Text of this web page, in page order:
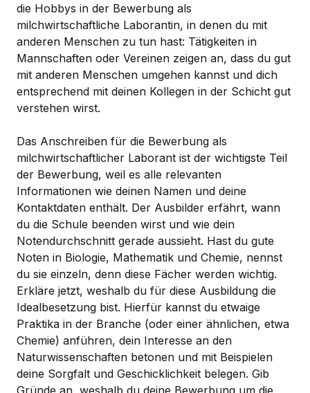
die Hobbys in der Bewerbung als
milchwirtschaftliche Laborantin, in denen du mit
anderen Menschen zu tun hast: Tätigkeiten in
Mannschaften oder Vereinen zeigen an, dass du gut
mit anderen Menschen umgehen kannst und dich
entsprechend mit deinen Kollegen in der Schicht gut
verstehen wirst.
Das Anschreiben für die Bewerbung als
milchwirtschaftlicher Laborant ist der wichtigste Teil
der Bewerbung, weil es alle relevanten
Informationen wie deinen Namen und deine
Kontaktdaten enthält. Der Ausbilder erfährt, wann
du die Schule beenden wirst und wie dein
Notendurchschnitt gerade aussieht. Hast du gute
Noten in Biologie, Mathematik und Chemie, nennst
du sie einzeln, denn diese Fächer werden wichtig.
Erkläre jetzt, weshalb du für diese Ausbildung die
Idealbesetzung bist. Hierfür kannst du etwaige
Praktika in der Branche (oder einer ähnlichen, etwa
Chemie) anführen, dein Interesse an den
Naturwissenschaften betonen und mit Beispielen
deine Sorgfalt und Geschicklichkeit belegen. Gib
Gründe an, weshalb du deine Bewerbung um die